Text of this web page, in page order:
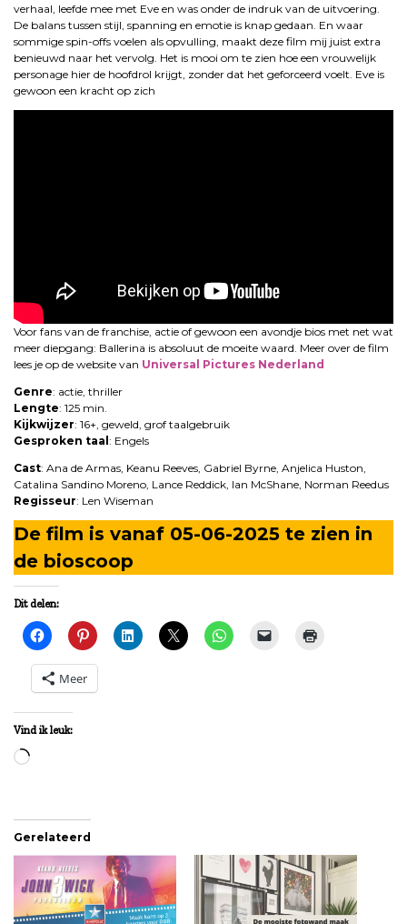
verhaal, leefde mee met Eve en was onder de indruk van de uitvoering.
De balans tussen stijl, spanning en emotie is knap gedaan. En waar
sommige spin-offs voelen als opvulling, maakt deze film mij juist extra
benieuwd naar het vervolg. Het is mooi om te zien hoe een vrouwelijk
personage hier de hoofdrol krijgt, zonder dat het geforceerd voelt. Eve is
gewoon een kracht op zich
Voor fans van de franchise, actie of gewoon een avondje bios met net wat
meer diepgang: Ballerina is absoluut de moeite waard. Meer over de film
lees je op de website van Universal Pictures Nederland
Genre: actie, thriller
Lengte: 125 min.
Kijkwijzer: 16+, geweld, grof taalgebruik
Gesproken taal : Engels
Cast: Ana de Armas, Keanu Reeves, Gabriel Byrne, Anjelica Huston,
Catalina Sandino Moreno, Lance Reddick, Ian McShane, Norman Reedus
Regisseur: Len Wiseman
De film is vanaf 05-06-2025 te zien in
de bioscoop
Dit delen:
Meer
Vind ik leuk:
Aan
Gerelateerd